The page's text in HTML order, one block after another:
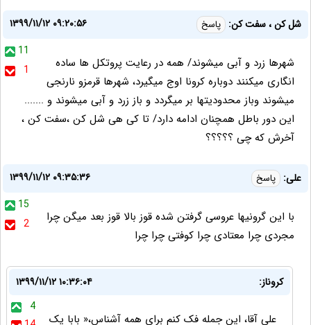
شل کن ، سفت کن: پاسخ
۱۳۹۹/۱۱/۱۲ ۰۹:۲۰:۵۶
11
1
شهرها زرد و آبی میشوند/ همه در رعایت پروتکل ها ساده
انگاری میکنند دوباره کرونا اوج میگیرد، شهرها قرمزو نارنجی
میشوند وباز محدودیتها بر میگردد و باز زرد و آبی میشوند و .......
این دور باطل همچنان ادامه دارد/ تا کی هی شل کن ،سفت کن ،
آخرش که چی ؟؟؟؟؟
علی: پاسخ
۱۳۹۹/۱۱/۱۲ ۰۹:۳۵:۳۶
15
2
با این گرونیها عروسی گرفتن شده قوز بالا قوز بعد میگن چرا
مجردی چرا معتادی چرا کوفتی چرا چرا
کروناز:
۱۳۹۹/۱۱/۱۲ ۱۰:۳۶:۰۴
4
علی آقا، این جمله فک کنم برای همه آشناس،« بابا یک